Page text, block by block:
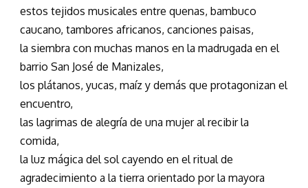
estos tejidos musicales entre quenas, bambuco
caucano, tambores africanos, canciones paisas,
la siembra con muchas manos en la madrugada en el
barrio San José de Manizales,
los plátanos, yucas, maíz y demás que protagonizan el
encuentro,
las lagrimas de alegría de una mujer al recibir la
comida,
la luz mágica del sol cayendo en el ritual de
agradecimiento a la tierra orientado por la mayora